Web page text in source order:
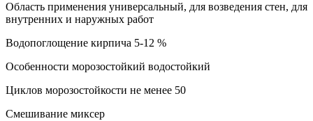
Область применения универсальный, для возведения стен, для
внутренних и наружных работ
Водопоглощение кирпича 5-12 %
Особенности морозостойкий водостойкий
Циклов морозостойкости не менее 50
Смешивание миксер